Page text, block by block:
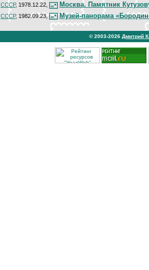
СССР, 1978.12.22, Москва. Памятник
СССР, 1982.09.23, Музей-панорама
© 2003-2026 Дмитрий